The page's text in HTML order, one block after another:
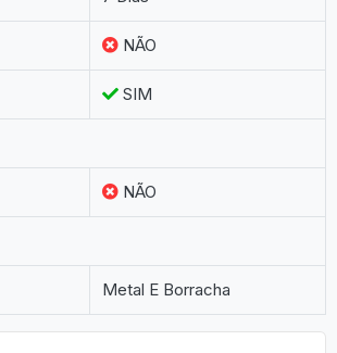
NÃO
SIM
NÃO
Metal E Borracha